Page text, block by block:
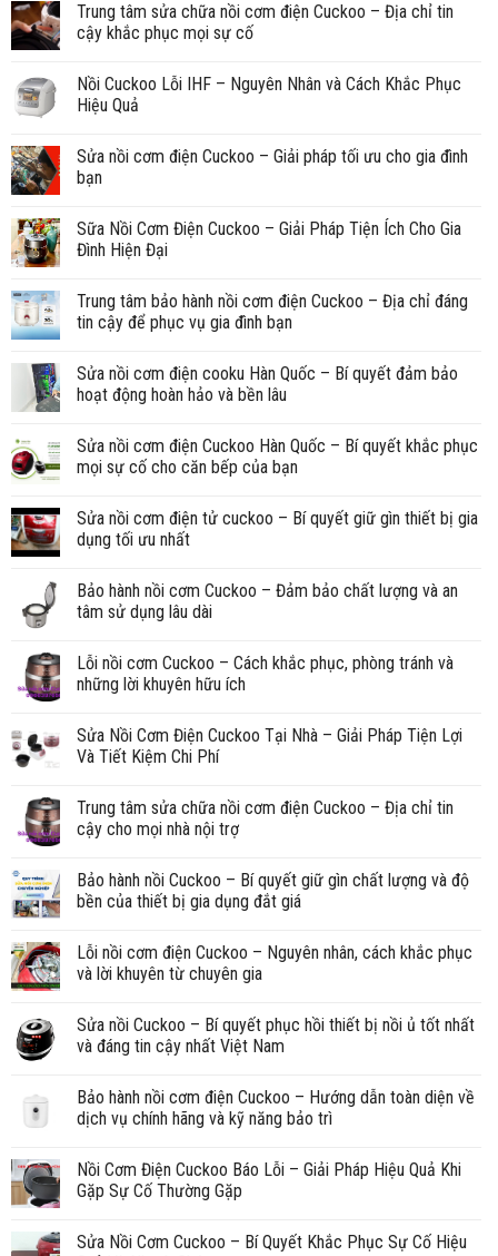
Trung tâm sửa chữa nồi cơm điện Cuckoo – Địa chỉ tin
cậy khắc phục mọi sự cố
Nồi Cuckoo Lỗi IHF – Nguyên Nhân và Cách Khắc Phục
Hiệu Quả
Sửa nồi cơm điện Cuckoo – Giải pháp tối ưu cho gia đình
bạn
Sữa Nồi Cơm Điện Cuckoo – Giải Pháp Tiện Ích Cho Gia
Đình Hiện Đại
Trung tâm bảo hành nồi cơm điện Cuckoo – Địa chỉ đáng
tin cậy để phục vụ gia đình bạn
Sửa nồi cơm điện cooku Hàn Quốc – Bí quyết đảm bảo
hoạt động hoàn hảo và bền lâu
Sửa nồi cơm điện Cuckoo Hàn Quốc – Bí quyết khắc phục
mọi sự cố cho căn bếp của bạn
Sửa nồi cơm điện tử cuckoo – Bí quyết giữ gìn thiết bị gia
dụng tối ưu nhất
Bảo hành nồi cơm Cuckoo – Đảm bảo chất lượng và an
tâm sử dụng lâu dài
Lỗi nồi cơm Cuckoo – Cách khắc phục, phòng tránh và
những lời khuyên hữu ích
Sửa Nồi Cơm Điện Cuckoo Tại Nhà – Giải Pháp Tiện Lợi
Và Tiết Kiệm Chi Phí
Trung tâm sửa chữa nồi cơm điện Cuckoo – Địa chỉ tin
cậy cho mọi nhà nội trợ
Bảo hành nồi Cuckoo – Bí quyết giữ gìn chất lượng và độ
bền của thiết bị gia dụng đắt giá
Lỗi nồi cơm điện Cuckoo – Nguyên nhân, cách khắc phục
và lời khuyên từ chuyên gia
Sửa nồi Cuckoo – Bí quyết phục hồi thiết bị nồi ủ tốt nhất
và đáng tin cậy nhất Việt Nam
Bảo hành nồi cơm điện Cuckoo – Hướng dẫn toàn diện về
dịch vụ chính hãng và kỹ năng bảo trì
Nồi Cơm Điện Cuckoo Báo Lỗi – Giải Pháp Hiệu Quả Khi
Gặp Sự Cố Thường Gặp
Sửa Nồi Cơm Cuckoo – Bí Quyết Khắc Phục Sự Cố Hiệu